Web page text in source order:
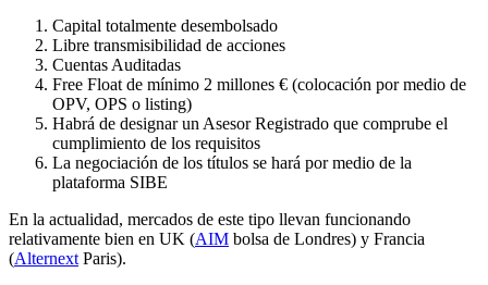
Capital totalmente desembolsado
Libre transmisibilidad de acciones
Cuentas Auditadas
Free Float de mínimo 2 millones € (colocación por medio de
OPV, OPS o listing)
Habrá de designar un Asesor Registrado que comprube el
cumplimiento de los requisitos
La negociación de los títulos se hará por medio de la
plataforma SIBE
En la actualidad, mercados de este tipo llevan funcionando
relativamente bien en UK (AIM bolsa de Londres) y Francia
(Alternext Paris).